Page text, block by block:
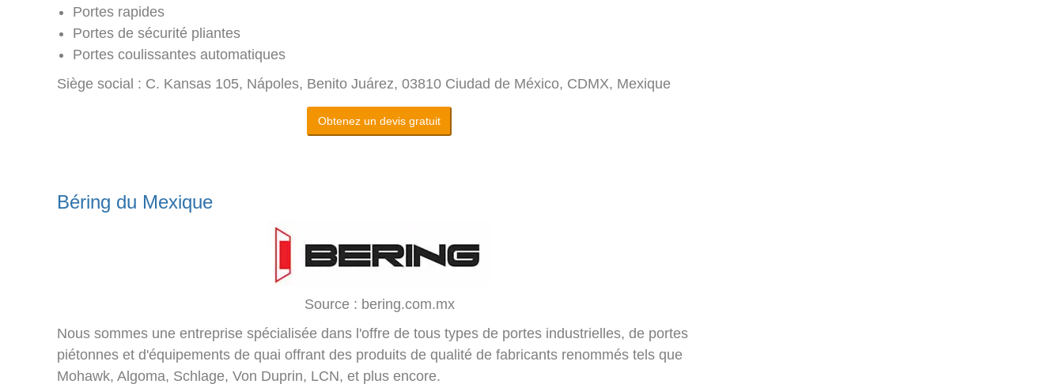
Portes rapides
Portes de sécurité pliantes
Portes coulissantes automatiques
Siège social : C. Kansas 105, Nápoles, Benito Juárez, 03810 Ciudad de México, CDMX, Mexique
Obtenez un devis gratuit
Béring du Mexique
Source : bering.com.mx
Nous sommes une entreprise spécialisée dans l'offre de tous types de portes industrielles, de portes
piétonnes et d'équipements de quai offrant des produits de qualité de fabricants renommés tels que
Mohawk, Algoma, Schlage, Von Duprin, LCN, et plus encore.